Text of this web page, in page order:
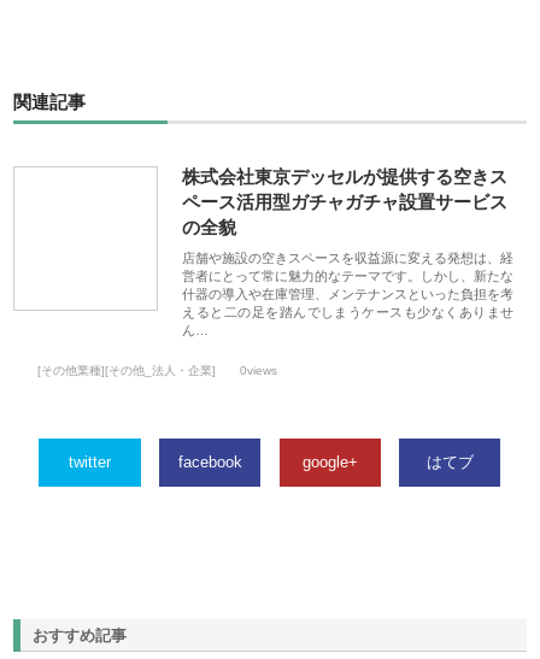
関連記事
株式会社東京デッセルが提供する空きス
ペース活用型ガチャガチャ設置サービス
の全貌
店舗や施設の空きスペースを収益源に変える発想は、経
営者にとって常に魅力的なテーマです。しかし、新たな
什器の導入や在庫管理、メンテナンスといった負担を考
えると二の足を踏んでしまうケースも少なくありませ
ん…
[その他業種][その他_法人・企業] 0views
twitter facebook google+ はてブ
おすすめ記事